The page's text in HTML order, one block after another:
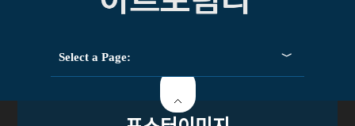
Select a Page: